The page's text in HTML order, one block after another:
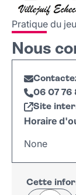
Pratique du
Nous
06 07 76
Site
Horaire
None
Cette